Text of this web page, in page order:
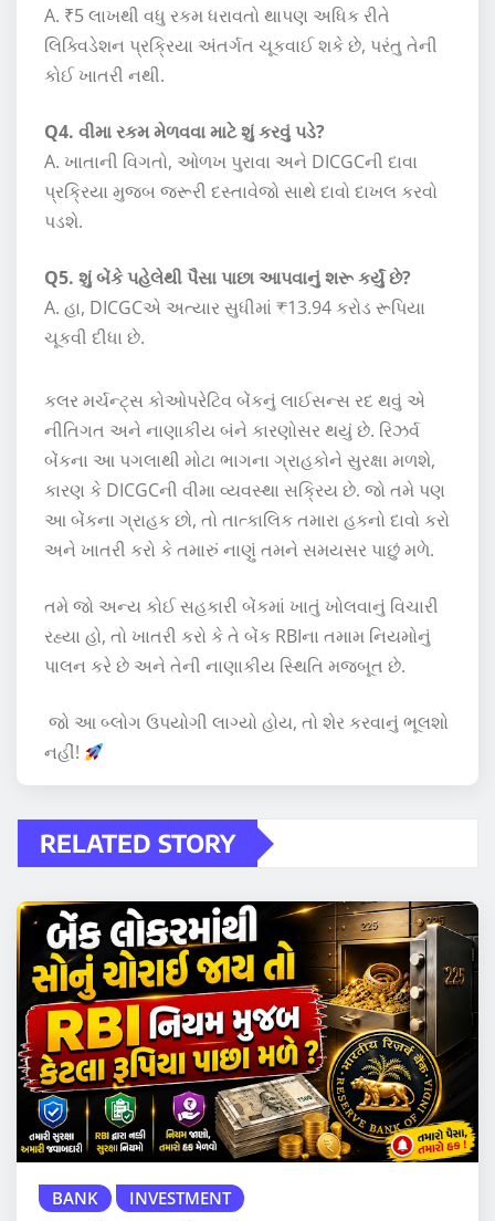
A. ₹5 લાખથી વધુ રકમ ધરાવતો થાપણ અધિક રીતે
લિક્વિડેશન પ્રક્રિયા અંતર્ગત ચૂકવાઈ શકે છે, પરંતુ તેની
કોઈ ખાતરી નથી.
Q4. વીમા રકમ મેળવવા માટે શું કરવું પડે?
A. ખાતાની વિગતો, ઓળખ પુરાવા અને DICGCની દાવા
પ્રક્રિયા મુજબ જરૂરી દસ્તાવેજો સાથે દાવો દાખલ કરવો
પડશે.
Q5. શું બેંકે પહેલેથી પૈસા પાછા આપવાનું શરૂ કર્યું છે?
A. હા, DICGCએ અત્યાર સુધીમાં ₹13.94 કરોડ રૂપિયા
ચૂકવી દીધા છે.
કલર મર્ચન્ટ્સ કોઓપરેટિવ બેંકનું લાઈસન્સ રદ થવું એ
નીતિગત અને નાણાકીય બંને કારણોસર થયું છે. રિઝર્વ
બેંકના આ પગલાથી મોટા ભાગના ગ્રાહકોને સુરક્ષા મળશે,
કારણ કે DICGCની વીમા વ્યવસ્થા સક્રિય છે. જો તમે પણ
આ બેંકના ગ્રાહક છો, તો તાત્કાલિક તમારા હકનો દાવો કરો
અને ખાતરી કરો કે તમારું નાણું તમને સમયસર પાછું મળે.
તમે જો અન્ય કોઈ સહકારી બેંકમાં ખાતું ખોલવાનું વિચારી
રહ્યા હો, તો ખાતરી કરો કે તે બેંક RBIના તમામ નિયમોનું
પાલન કરે છે અને તેની નાણાકીય સ્થિતિ મજબૂત છે.
જો આ બ્લોગ ઉપયોગી લાગ્યો હોય, તો શેર કરવાનું ભૂલશો
નહીં!
RELATED STORY
BANK INVESTMENT